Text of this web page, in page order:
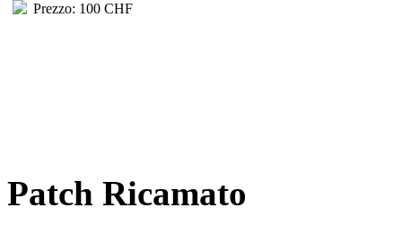
Prezzo: 100 CHF
Patch Ricamato